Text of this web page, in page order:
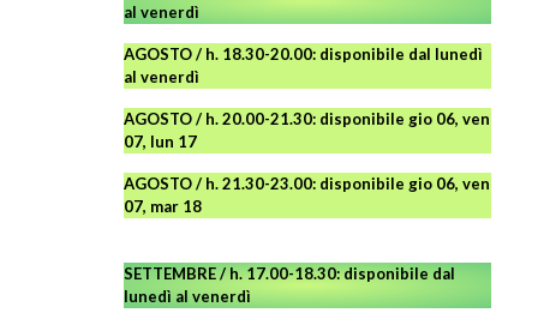
al venerdì
AGOSTO/ h. 18.30-20.00: disponibile dal lunedì
al venerdì
AGOSTO / h. 20.00-21.30: disponibile gio 06, ven
07, lun 17
AGOSTO/ h. 21.30-23.00: disponibile gio 06, ven
07, mar 18
SETTEMBRE / h. 17.00-18.30: disponibile dal
lunedì al venerdì